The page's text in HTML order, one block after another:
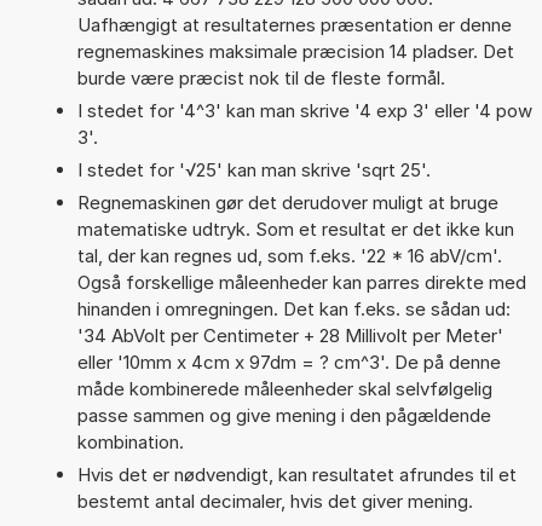
Uafhængigt at resultaternes præsentation er denne
regnemaskines maksimale præcision 14 pladser. Det
burde være præcist nok til de fleste formål.
I stedet for '4^3' kan man skrive '4 exp 3' eller '4 pow
3'.
I stedet for '√25' kan man skrive 'sqrt 25'.
Regnemaskinen gør det derudover muligt at bruge
matematiske udtryk. Som et resultat er det ikke kun
tal, der kan regnes ud, som f.eks. '22 * 16 abV/cm'.
Også forskellige måleenheder kan parres direkte med
hinanden i omregningen. Det kan f.eks. se sådan ud:
'34 AbVolt per Centimeter + 28 Millivolt per Meter'
eller '10mm x 4cm x 97dm = ? cm^3'. De på denne
måde kombinerede måleenheder skal selvfølgelig
passe sammen og give mening i den pågældende
kombination.
Hvis det er nødvendigt, kan resultatet afrundes til et
bestemt antal decimaler, hvis det giver mening.